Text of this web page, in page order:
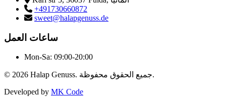
+491730660872
sweet@halapgenuss.de
ساعات العمل
Mon-Sa: 09:00-20:00
© 2026
Halap Genuss. جميع الحقوق محفوظة.
Developed by MK Code